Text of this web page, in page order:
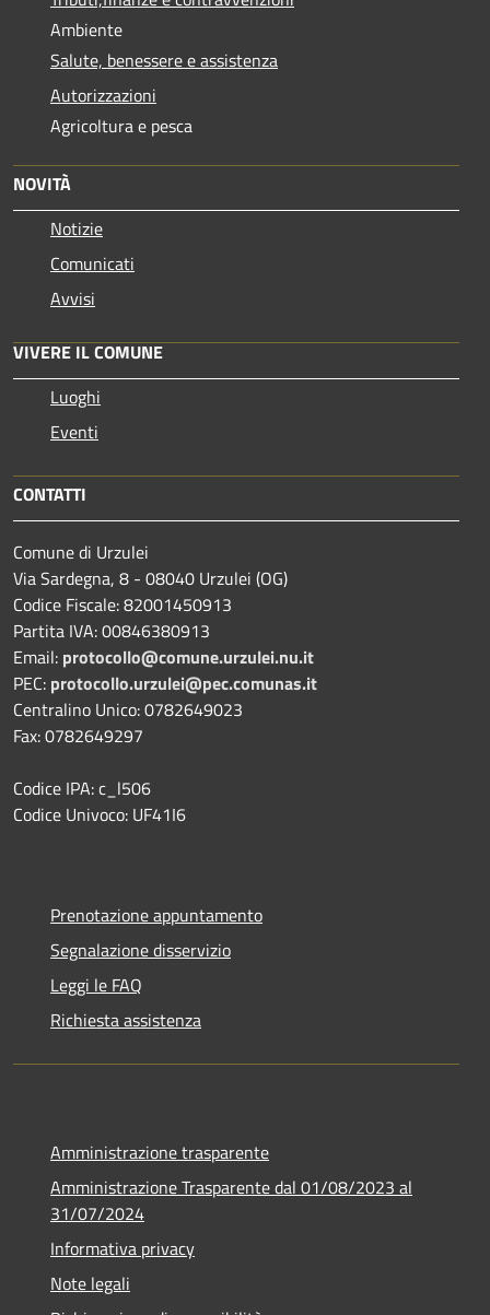
Ambiente
Salute, benessere e assistenza
Autorizzazioni
Agricoltura e pesca
NOVITÀ
Notizie
Comunicati
Avvisi
VIVERE IL COMUNE
Luoghi
Eventi
CONTATTI
Comune di Urzulei
Via Sardegna, 8 - 08040 Urzulei (OG)
Codice Fiscale: 82001450913
Partita IVA: 00846380913
Email: protocollo@comune.urzulei.nu.it
PEC: protocollo.urzulei@pec.comunas.it
Centralino Unico: 0782649023
Fax: 0782649297
Codice IPA: c_l506
Codice Univoco: UF41I6
Prenotazione appuntamento
Segnalazione disservizio
Leggi le FAQ
Richiesta assistenza
Amministrazione trasparente
Amministrazione Trasparente dal 01/08/2023 al
31/07/2024
Informativa privacy
Note legali